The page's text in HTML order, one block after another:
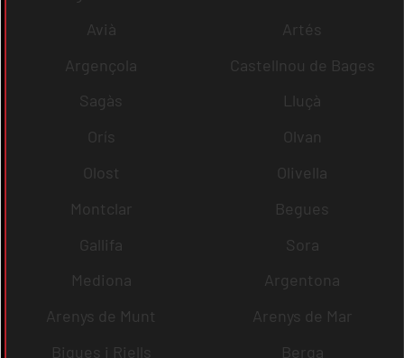
Avià
Artés
Argençola
Castellnou de Bages
Sagàs
Lluçà
Orís
Olvan
Olost
Olivella
Montclar
Begues
Gallifa
Sora
Mediona
Argentona
Arenys de Munt
Arenys de Mar
Bigues i Riells
Berga